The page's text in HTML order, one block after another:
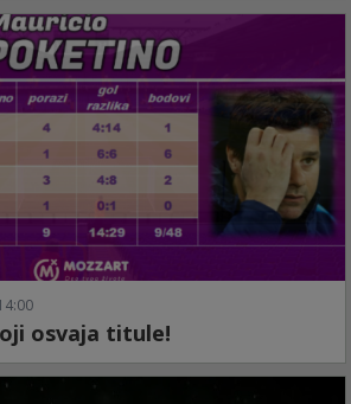
osvaja titule!